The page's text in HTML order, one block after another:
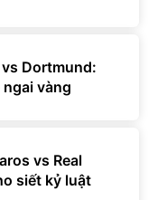
Dortmund:
vàng
vs Real
siết kỷ luật